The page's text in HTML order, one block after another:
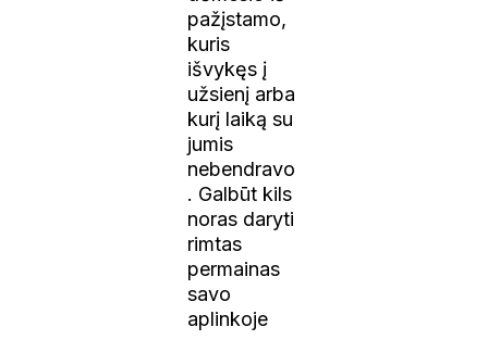
pažįstamo,
kuris
išvykęs į
užsienį arba
kurį laiką su
jumis
nebendravo
. Galbūt kils
noras daryti
rimtas
permainas
savo
aplinkoje